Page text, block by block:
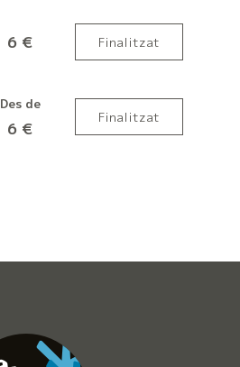
6 € Finalitzat
Des de
6 €
Finalitzat